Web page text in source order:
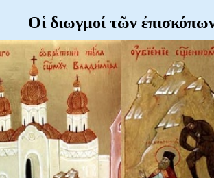
Oἱ διωγμοί τῶν